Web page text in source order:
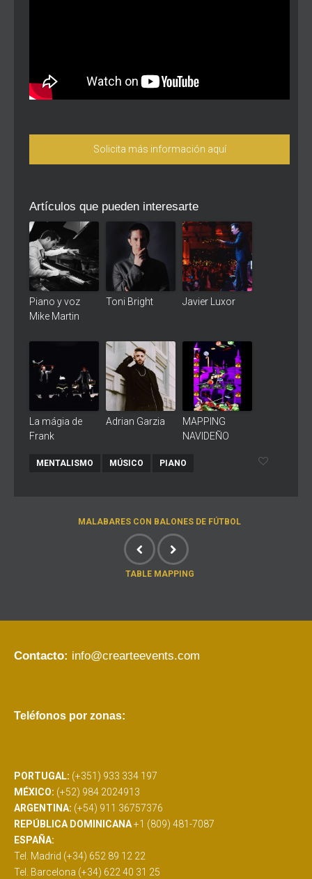
Solicita más información aquí
Artículos que pueden interesarte
Piano y voz
Mike Martin
Toni Bright Javier Luxor
La mágia de
Frank
Adrian Garzia
MAPPING
NAVIDEÑO
MENTALISMO MÚSICO PIANO
MALABARES CON BALONES DE FÚTBOL
TABLE MAPPING
Contacto: info@crearteevents.com
Teléfonos por zonas:
PORTUGAL: (+351) 933 334 197
MÉXICO: (+52) 984 2024913
ARGENTINA: (+54) 911 36757376
REPÚBLICA DOMINICANA+1 (809) 481-7087
ESPAÑA:
Tel. Madrid (+34) 652 89 12 22
Tel. Barcelona (+34) 622 40 31 25